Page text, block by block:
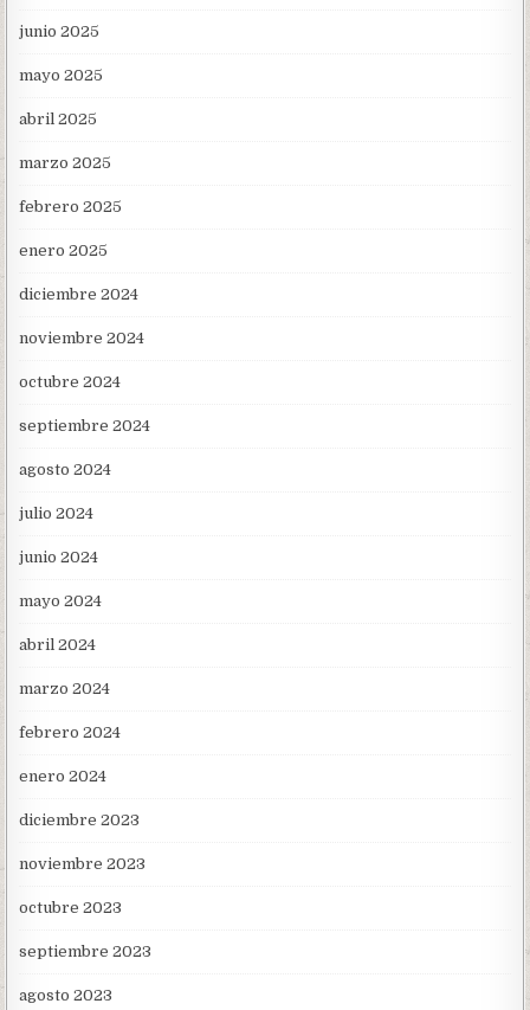
junio 2025
mayo 2025
abril 2025
marzo 2025
febrero 2025
enero 2025
diciembre 2024
noviembre 2024
octubre 2024
septiembre 2024
agosto 2024
julio 2024
junio 2024
mayo 2024
abril 2024
marzo 2024
febrero 2024
enero 2024
diciembre 2023
noviembre 2023
octubre 2023
septiembre 2023
agosto 2023